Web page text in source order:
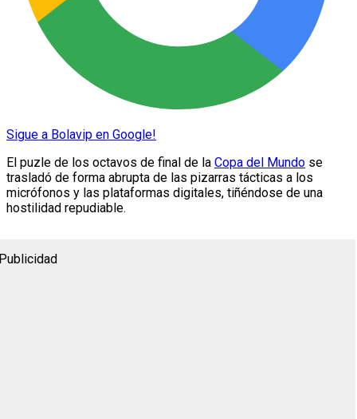
Sigue a Bolavip en Google!
El puzle de los octavos de final de la Copa del Mundo se
trasladó de forma abrupta de las pizarras tácticas a los
micrófonos y las plataformas digitales, tiñéndose de una
hostilidad repudiable.